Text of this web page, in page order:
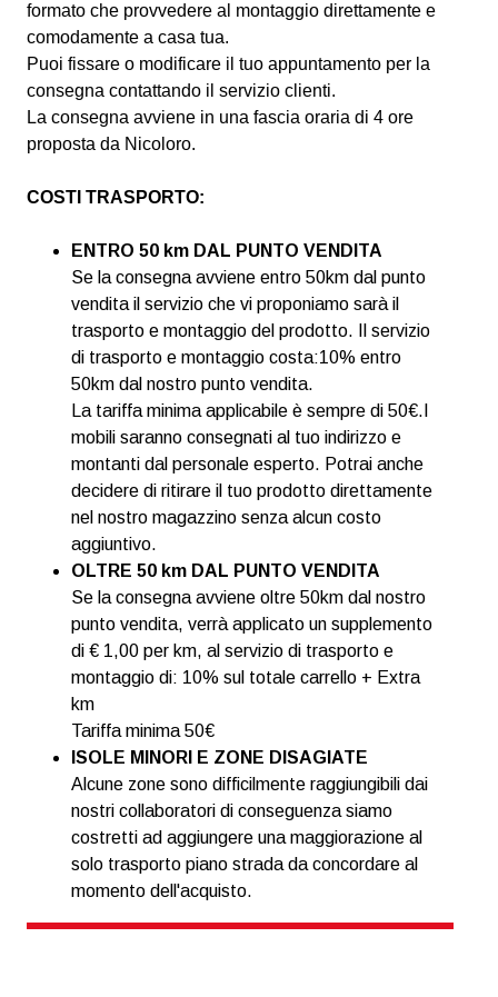
formato che provvedere al montaggio direttamente e
comodamente a casa tua.
Puoi fissare o modificare il tuo appuntamento per la
consegna contattando il servizio clienti.
La consegna avviene in una fascia oraria di 4 ore
proposta da Nicoloro.
COSTI TRASPORTO:
ENTRO 50 km DAL PUNTO VENDITA
Se la consegna avviene entro 50km dal punto
vendita il servizio che vi proponiamo sarà il
trasporto e montaggio del prodotto. Il servizio
di trasporto e montaggio costa:10% entro
50km dal nostro punto vendita.
La tariffa minima applicabile è sempre di 50€.I
mobili saranno consegnati al tuo indirizzo e
montanti dal personale esperto. Potrai anche
decidere di ritirare il tuo prodotto direttamente
nel nostro magazzino senza alcun costo
aggiuntivo.
OLTRE 50 km DAL PUNTO VENDITA
Se la consegna avviene oltre 50km dal nostro
punto vendita, verrà applicato un supplemento
di € 1,00 per km, al servizio di trasporto e
montaggio di: 10% sul totale carrello + Extra
km
Tariffa minima 50€
ISOLE MINORI E ZONE DISAGIATE
Alcune zone sono difficilmente raggiungibili dai
nostri collaboratori di conseguenza siamo
costretti ad aggiungere una maggiorazione al
solo trasporto piano strada da concordare al
momento dell'acquisto.